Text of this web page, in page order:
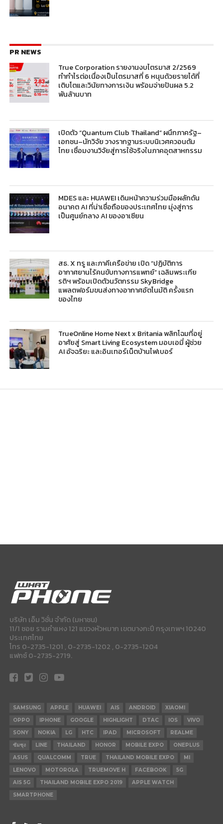
PR NEWS
True Corporation รายงานงบไตรมาส 2/2569
ทำกำไรต่อเนื่องเป็นไตรมาสที่ 6 หนุนด้วยรายได้ที่
เติบโตและวินัยทางการเงิน พร้อมจ่ายปันผล 5.2
พันล้านบาท
เปิดตัว “Quantum Club Thailand” ผนึกภาครัฐ–
เอกชน–นักวิจัย วางรากฐานระบบนิเวศควอนตัม
ไทย เชื่อมงานวิจัยสู่การใช้จริงในภาคอุตสาหกรรม
MDES และ HUAWEI เดินหน้าความร่วมมือผลักดัน
อนาคต AI ที่น่าเชื่อถือของประเทศไทย มุ่งสู่การ
เป็นศูนย์กลาง AI ของอาเซียน
สธ. X ทรู และภาคีเครือข่าย เปิด “ปฏิบัติการ
อากาศยานไร้คนขับทางการแพทย์” เฉลิมพระเกีย
รติฯ พร้อมเปิดตัวนวัตกรรม SkyBridge
แพลตฟอร์มขนส่งทางอากาศอัตโนมัติ ครั้งแรก
ของไทย
TrueOnline Home Next x Britania พลิกโฉมที่อยู่
อาศัยสู่ Smart Living Ecosystem มอบเอมี่ ผู้ช่วย
AI อัจฉริยะ และอินเทอร์เน็ตบ้านไฟเบอร์
บริษัท เอ็ม วิชั่น จำกัด (มหาชน)
11/1 ซอย รามคำแหง 121 แขวงหัวหมาก เขตบางกะปี กรุงเทพฯ 10240
ประเทศไทย
โทร 0-2735-1201 , 0-2735-1202 , 0-2735-1204
แฟกซ์ 0-2735-2719.
SAMSUNG APPLE HUAWEI AIS ANDROID
XIAOMI
OPPO
IPHONE GOOGLE HIGHLIGHT DTAC IOS
VIVO
SONY
NOKIA LG HTC IPAD MICROSOFT
REALME
ซัมซุง
LINE THAILAND HONOR MOBILE EXPO
ONEPLUS
ASUS
QUALCOMM TRUE THAILAND MOBILE EXPO
MI
LENOVO
MOTOROLA TRUEMOVE H FACEBOOK
5G
AIS 5G
THAILAND MOBILE EXPO 2019
APPLE WATCH
SMARTPHONE